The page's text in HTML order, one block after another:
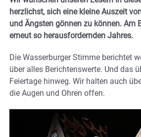
herzlichst, sich eine kleine Auszeit
und Ängsten gönnen zu können. Am
erneut so herausfordernden Jahres.
Die Wasserburger Stimme berichtet
über alles Berichtenswerte. Und das
Feiertage hinweg. Wir halten auch
die Augen und Ohren offen.